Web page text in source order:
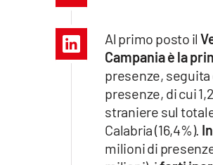
Vai
Al primo posto il
Campania è la
presenze, seguita
presenze, di cui
straniere sul
Calabria (16,4%).
milioni di